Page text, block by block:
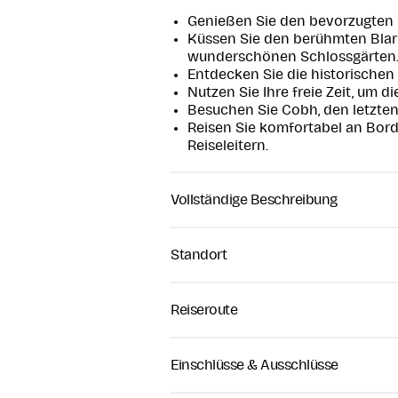
Genießen Sie den bevorzugten
Küssen Sie den berühmten
wunderschönen Schlossgärten.
Entdecken Sie die
Nutzen Sie Ihre freie Zeit, um
Besuchen Sie Cobh, den
Reisen Sie komfortabel an
Reiseleitern.
Vollständige Beschreibung
Erleben Sie die Höhepunkte
beliebtesten Tagesausflüge ab
Blarney Castle, eine der
Standort
St Patrick's Quay, Victorian
Reiseroute
Treffpunkt ist das Stadtzentrum
Einschlüsse & Ausschlüsse